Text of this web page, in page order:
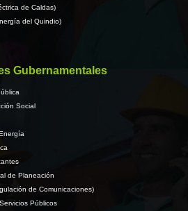
de Caldas)
del Quindio)
Gubernamentales
Social
de Planeación
de Comunicaciones)
Públicos